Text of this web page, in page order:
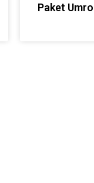
Paket